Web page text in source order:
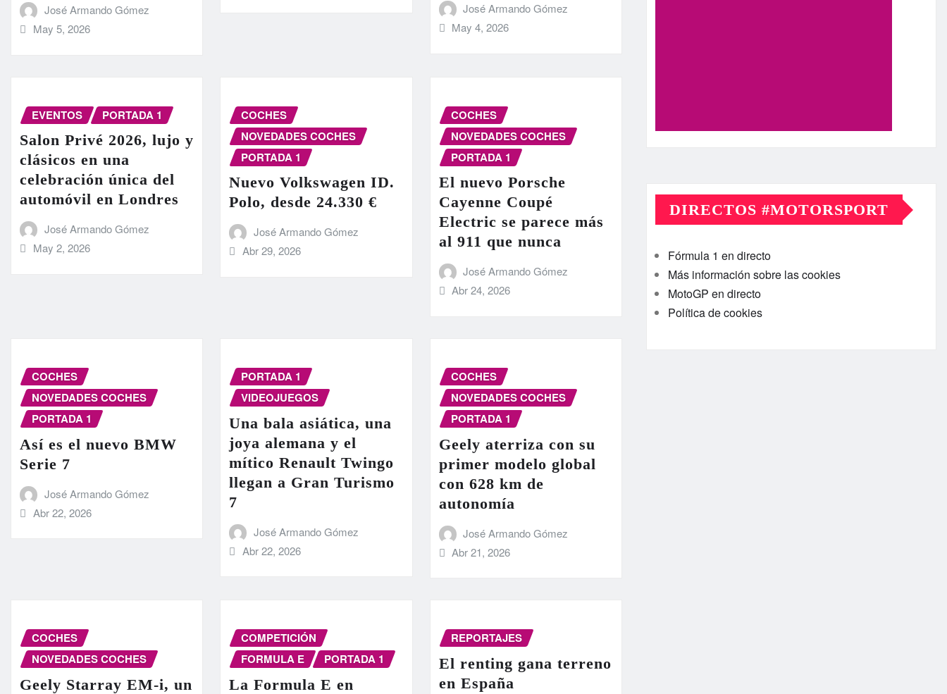
José Armando Gómez
May 5, 2026
José Armando Gómez
May 4, 2026
EVENTOS PORTADA 1
Salon Privé 2026, lujo y
clásicos en una
celebración única del
automóvil en Londres
José Armando Gómez
May 2, 2026
COCHES
NOVEDADES COCHES
PORTADA 1
Nuevo Volkswagen ID.
Polo, desde 24.330 €
José Armando Gómez
Abr 29, 2026
COCHES
NOVEDADES COCHES
PORTADA 1
El nuevo Porsche
Cayenne Coupé
Electric se parece más
al 911 que nunca
José Armando Gómez
Abr 24, 2026
COCHES
NOVEDADES COCHES
PORTADA 1
Así es el nuevo BMW
Serie 7
José Armando Gómez
Abr 22, 2026
PORTADA 1
VIDEOJUEGOS
Una bala asiática, una
joya alemana y el
mítico Renault Twingo
llegan a Gran Turismo
7
José Armando Gómez
Abr 22, 2026
COCHES
NOVEDADES COCHES
PORTADA 1
Geely aterriza con su
primer modelo global
con 628 km de
autonomía
José Armando Gómez
Abr 21, 2026
COCHES
NOVEDADES COCHES
Geely Starray EM-i, un
COMPETICIÓN
FORMULA E
PORTADA 1
La Formula E en
REPORTAJES
El renting gana terreno
en España
DIRECTOS #MOTORSPORT
Fórmula 1 en directo
Más información sobre las cookies
MotoGP en directo
Política de cookies